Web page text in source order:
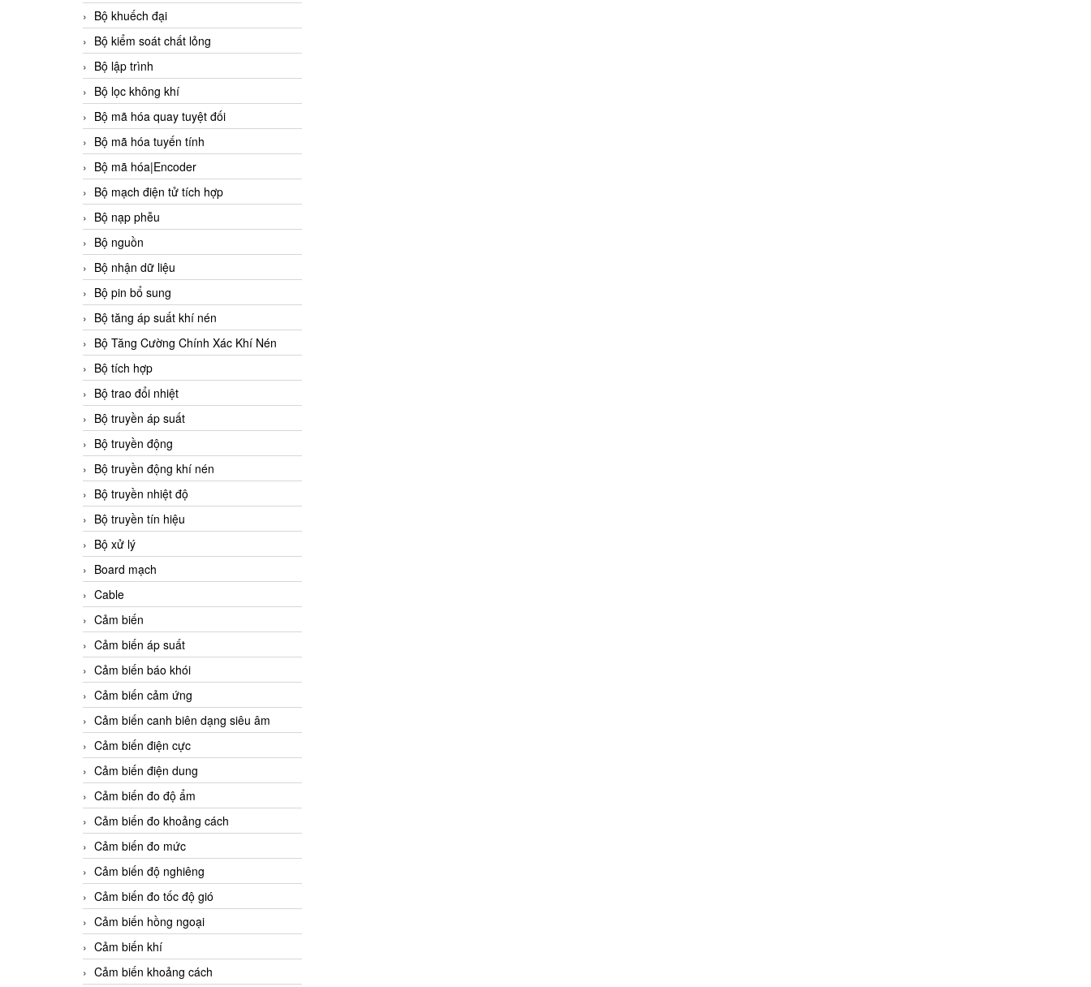
Bộ khuếch đại
Bộ kiểm soát chất lỏng
Bộ lập trình
Bộ lọc không khí
Bộ mã hóa quay tuyệt đối
Bộ mã hóa tuyến tính
Bộ mã hóa|Encoder
Bộ mạch điện tử tích hợp
Bộ nạp phễu
Bộ nguồn
Bộ nhận dữ liệu
Bộ pin bổ sung
Bộ tăng áp suất khí nén
Bộ Tăng Cường Chính Xác Khí Nén
Bộ tích hợp
Bộ trao đổi nhiệt
Bộ truyền áp suất
Bộ truyền động
Bộ truyền động khí nén
Bộ truyền nhiệt độ
Bộ truyền tín hiệu
Bộ xử lý
Board mạch
Cable
Cảm biến
Cảm biến áp suất
Cảm biến báo khói
Cảm biến cảm ứng
Cảm biến canh biên dạng siêu âm
Cảm biến điện cực
Cảm biến điện dung
Cảm biến đo độ ẩm
Cảm biến đo khoảng cách
Cảm biến đo mức
Cảm biến độ nghiêng
Cảm biến đo tốc độ gió
Cảm biến hồng ngoại
Cảm biến khí
Cảm biến khoảng cách